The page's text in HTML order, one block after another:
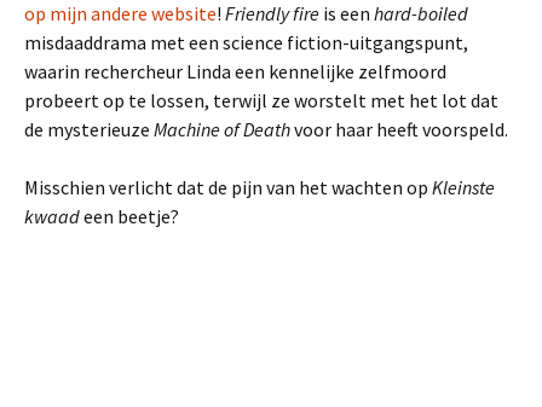
op mijn andere website! Friendly fire is een hard-boiled
misdaaddrama met een science fiction-uitgangspunt,
waarin rechercheur Linda een kennelijke zelfmoord
probeert op te lossen, terwijl ze worstelt met het lot dat
de mysterieuze Machine of Deathvoor haar heeft voorspeld.
Misschien verlicht dat de pijn van het wachten op Kleinste
kwaadeen beetje?